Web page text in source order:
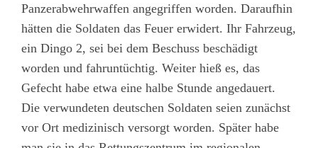
Panzerabwehrwaffen angegriffen worden. Daraufhin
hätten die Soldaten das Feuer erwidert. Ihr Fahrzeug,
ein Dingo 2, sei bei dem Beschuss beschädigt
worden und fahruntüchtig. Weiter hieß es, das
Gefecht habe etwa eine halbe Stunde angedauert.
Die verwundeten deutschen Soldaten seien zunächst
vor Ort medizinisch versorgt worden. Später habe